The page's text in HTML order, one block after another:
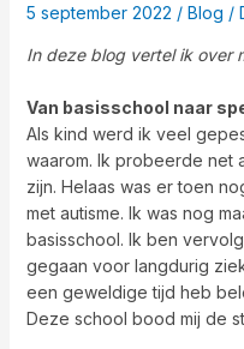
5 september 2022 / Blog /
In deze blog vertel ik over
Van basisschool naar
Als kind werd ik veel
waarom. Ik probeerde net
zijn. Helaas was er toen
met autisme. Ik was nog
basisschool. Ik ben
gegaan voor langdurig
een geweldige tijd heb
Deze school bood mij de